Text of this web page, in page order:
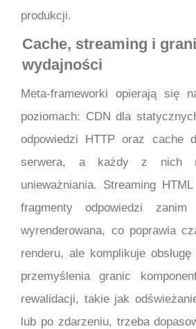
produkcji.
Cache, streaming i
wydajności
Meta-frameworki opierają się
poziomach: CDN dla
odpowiedzi HTTP oraz cache
serwera, a każdy z nich
unieważniania. Streaming
fragmenty odpowiedzi zanim
wyrenderowana, co poprawia
renderu, ale komplikuje
przemyślenia granic
rewalidacji, takie jak
lub po zdarzeniu, trzeba